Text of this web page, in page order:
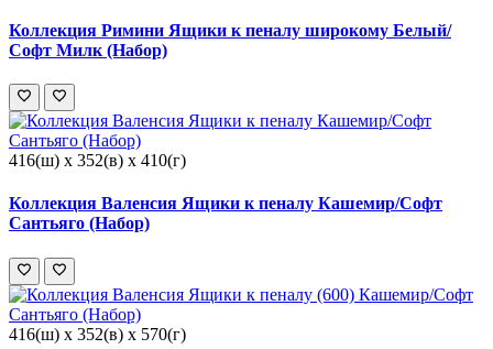
Коллекция Римини Ящики к пеналу широкому Белый/
Софт Милк (Набор)
416(ш) x 352(в) x 410(г)
Коллекция Валенсия Ящики к пеналу Кашемир/Софт
Сантьяго (Набор)
416(ш) x 352(в) x 570(г)